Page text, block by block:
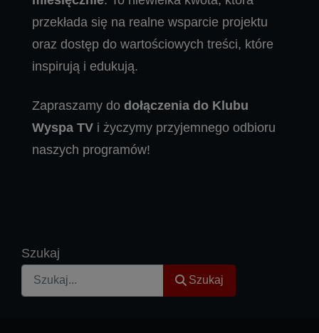
przekłada się na realne wsparcie projektu
oraz dostęp do wartościowych treści, które
inspirują i edukują.
Zapraszamy do dołączenia do Klubu
Wyspa TV i życzymy przyjemnego odbioru
naszych programów!
Szukaj
Szukaj